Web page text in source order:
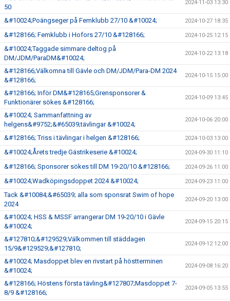
50
2024-11-03 13:30
&#10024;Poängseger på Femklubb 27/10 &#10024; 2024-10-27 18:35
&#128166; Femklubb i Hofors 27/10 &#128166; 2024-10-25 12:15
&#10024;Taggade simmare deltog på
DM/JDM/ParaDM&#10024;
2024-10-22 13:18
&#128166;Välkomna till Gävle och DM/JDM/Para-DM 2024
&#128166;
2024-10-15 15:00
&#128166; Inför DM&#128165;Grensponsorer &
Funktionärer sökes &#128166;
2024-10-09 13:45
&#10024; Sammanfattning av
helgens&#9752;&#65039;tävlingar &#10024;
2024-10-06 20:00
&#128166; Triss i tävlingar i helgen &#128166; 2024-10-03 13:00
&#10024;Årets tredje Gästrikeserie &#10024; 2024-09-30 11:10
&#128166; Sponsorer sökes till DM 19-20/10 &#128166; 2024-09-26 11:00
&#10024;Wadköpingsdoppet 2024 &#10024; 2024-09-23 11:00
Tack &#10084;&#65039; alla som sponsrat Swim of hope
2024
2024-09-20 13:00
&#10024; HSS & MSSF arrangerar DM 19-20/10 i Gävle
&#10024;
2024-09-15 20:15
&#127810;&#129529;Välkommen till städdagen
15/9&#129529;&#127810;
2024-09-12 12:00
&#10024; Masdoppet blev en rivstart på höstterminen
&#10024;
2024-09-08 16:20
&#128166; Höstens första tävling&#127807;Masdoppet 7-
8/9 &#128166;
2024-09-05 13:55